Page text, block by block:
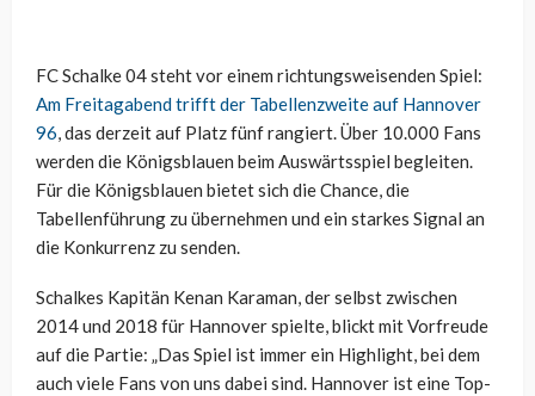
FC Schalke 04 steht vor einem richtungsweisenden Spiel:
Am Freitagabend trifft der Tabellenzweite auf Hannover
96, das derzeit auf Platz fünf rangiert. Über 10.000 Fans
werden die Königsblauen beim Auswärtsspiel begleiten.
Für die Königsblauen bietet sich die Chance, die
Tabellenführung zu übernehmen und ein starkes Signal an
die Konkurrenz zu senden.
Schalkes Kapitän Kenan Karaman, der selbst zwischen
2014 und 2018 für Hannover spielte, blickt mit Vorfreude
auf die Partie: „Das Spiel ist immer ein Highlight, bei dem
auch viele Fans von uns dabei sind. Hannover ist eine Top-